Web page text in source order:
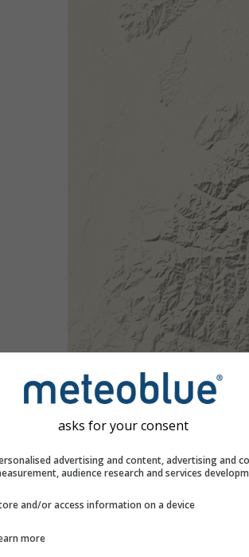
asks for your consent
advertising and content, advertising and
audience research and services
and/or access information on a device
more